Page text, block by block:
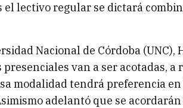
lectivo regular se dictará
Nacional de Córdoba (UNC),
presenciales van a ser acotadas,
modalidad tendrá preferencia
adelantó que se